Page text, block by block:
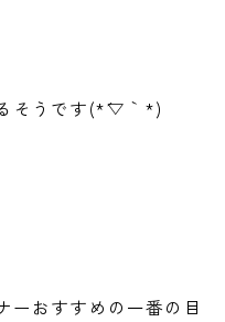
そうです(*´▽｀*)
ーおすすめの一番の目